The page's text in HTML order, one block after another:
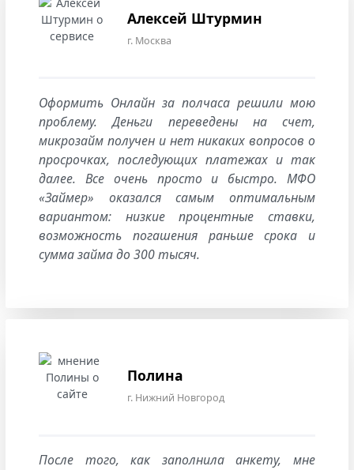
Алексей Штурмин
г. Москва
Оформить Онлайн за полчаса решили мою
проблему. Деньги переведены на счет,
микрозайм получен и нет никаких вопросов о
просрочках, последующих платежах и так
далее. Все очень просто и быстро. МФО
«Займер» оказался самым оптимальным
вариантом: низкие процентные ставки,
возможность погашения раньше срока и
сумма займа до 300 тысяч.
Полина
г. Нижний Новгород
После того, как заполнила анкету, мне